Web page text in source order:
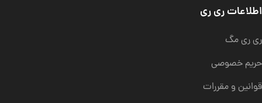
اطلاعات ری ری
ری ری مگ
حریم خصوصی
قوانین و مقررات